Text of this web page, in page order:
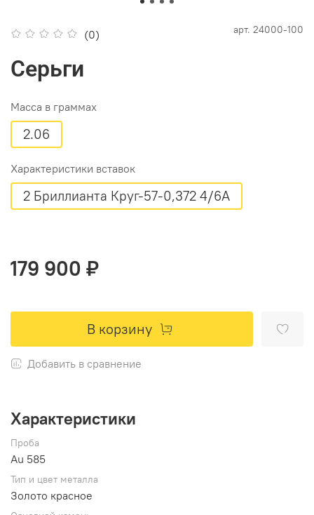
(0) арт. 24000-100
Серьги
Масса в граммах
2.06
Характеристики вставок
2 Бриллианта Круг-57-0,372 4/6А
179 900 ₽
В корзину
Добавить в сравнение
Характеристики
Проба
Au 585
Тип и цвет металла
Золото красное